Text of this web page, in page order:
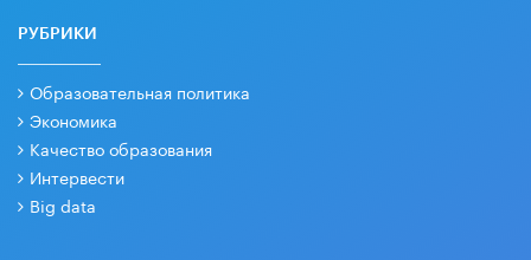
РУБРИКИ
Образовательная политика
Экономика
Качество образования
Интервести
Big data